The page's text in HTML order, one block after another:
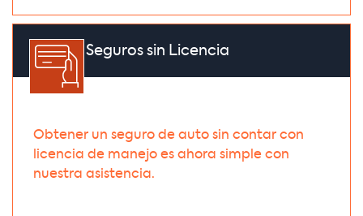
Seguros sin Licencia
Obtener un seguro de auto sin contar con
licencia de manejo es ahora simple con
nuestra asistencia.